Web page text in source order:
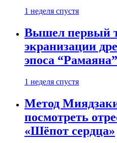
1 неделя спустя
Вышел первый
экранизации
эпоса “Рамаяна”
1 неделя спустя
Метод
посмотреть
«Шёпот сердца»